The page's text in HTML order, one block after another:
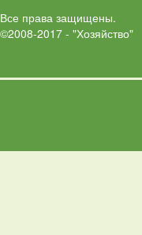
Все права защищены.
©2008-2017 - "Хозяйство"